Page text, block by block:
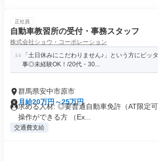
正社員
自動車教習所の受付・事務スタッフ
株式会社ショウ・コーポレーション
「土日休みにこだわりません♪」という方にピッ
事◎未経験OK！/20代・30...
群馬県安中市原市
月給20万円～25万円
求める人材: ◎要普通自動車免許（AT限定
操作ができる方 （Ex...
交通費支給